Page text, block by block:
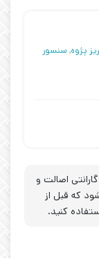
پژوه, سنسور
اصالت و
که قبل از
کنید.